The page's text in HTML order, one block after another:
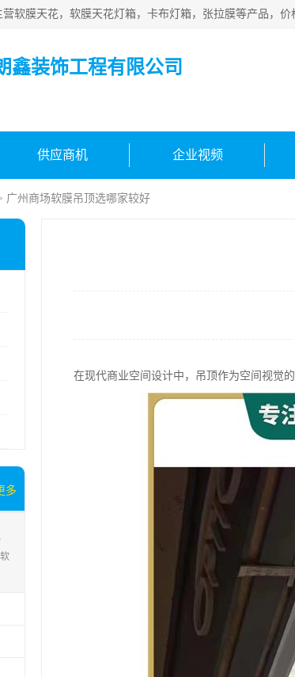
鑫装饰工程有限公司
供应商机 企业视频
广州商场软膜吊顶选哪家较好
多
在现代商业空间设计中，吊顶作为空间视觉